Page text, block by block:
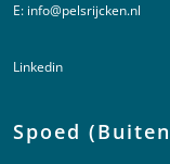
E: info@pelsrijcken.nl
Linkedin
Spoed